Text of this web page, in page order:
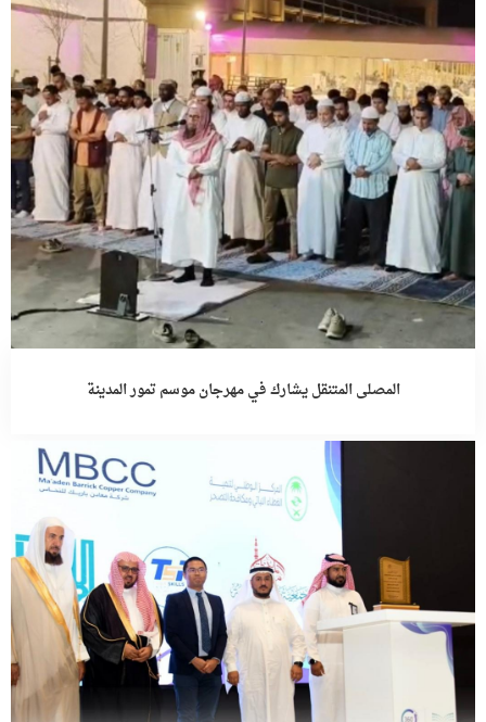
المصلى المتنقل يشارك في مهرجان موسم تمور المدينة